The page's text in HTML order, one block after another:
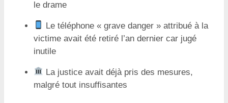
le drame
Le téléphone « grave danger » attribué à la
victime avait été retiré l’an dernier car jugé
inutile
La justice avait déjà pris des mesures,
malgré tout insuffisantes